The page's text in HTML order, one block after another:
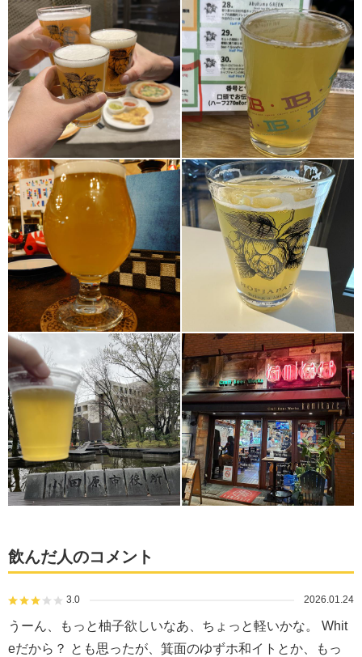
飲んだ人のコメント
3.0 2026.01.24
うーん、もっと柚子欲しいなあ、ちょっと軽いかな。 Whit
eだから？ とも思ったが、箕面のゆずホ和イトとか、もっ